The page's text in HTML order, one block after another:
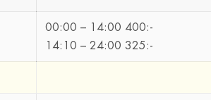
00:00 – 14:00 400:-
14:10 – 24:00 325:-